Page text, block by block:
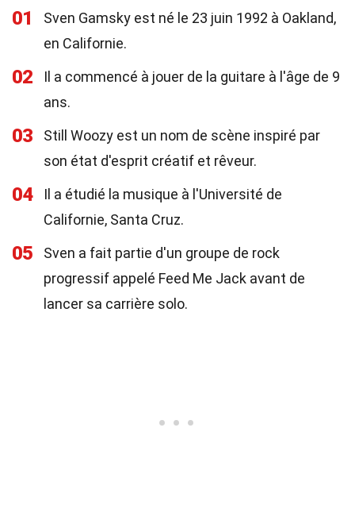
01
Sven Gamsky est né le 23 juin 1992 à Oakland,
en Californie.
02
Il a commencé à jouer de la guitare à l'âge de 9
ans.
03
Still Woozy est un nom de scène inspiré par
son état d'esprit créatif et rêveur.
04
Il a étudié la musique à l'Université de
Californie, Santa Cruz.
05
Sven a fait partie d'un groupe de rock
progressif appelé Feed Me Jack avant de
lancer sa carrière solo.